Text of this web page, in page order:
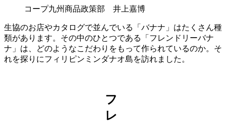
コープ九州商品政策部 井上嘉博
生協のお店やカタログで並んでいる「バナナ」はたくさん種
類があります。その中のひとつである「フレンドリーバナ
ナ」は、どのようなこだわりをもって作られているのか。そ
れを探りにフィリピンミンダナオ島を訪れました。
フ
レ